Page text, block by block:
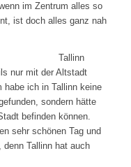
im Zentrum alles so
ist doch alles ganz nah
Tallinn
nur mit der Altstadt
habe ich in Tallinn keine
sondern hätte
befinden können.
sehr schönen Tag und
Tallinn hat auch